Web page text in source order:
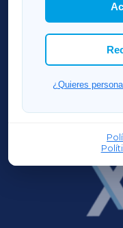
Asimismo,
las cookies que
¿Quieres